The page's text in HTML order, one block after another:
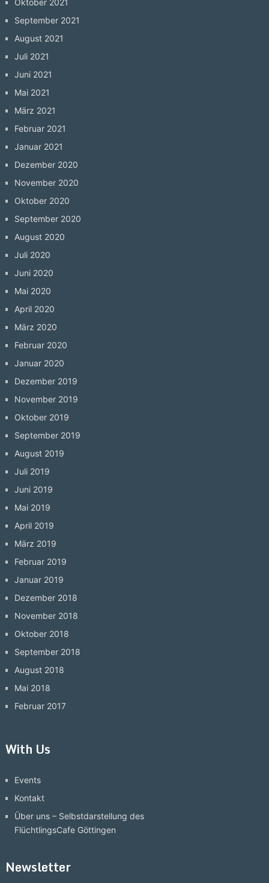
Oktober 2021
September 2021
August 2021
Juli 2021
Juni 2021
Mai 2021
März 2021
Februar 2021
Januar 2021
Dezember 2020
November 2020
Oktober 2020
September 2020
August 2020
Juli 2020
Juni 2020
Mai 2020
April 2020
März 2020
Februar 2020
Januar 2020
Dezember 2019
November 2019
Oktober 2019
September 2019
August 2019
Juli 2019
Juni 2019
Mai 2019
April 2019
März 2019
Februar 2019
Januar 2019
Dezember 2018
November 2018
Oktober 2018
September 2018
August 2018
Mai 2018
Februar 2017
With Us
Events
Kontakt
Über uns – Selbstdarstellung des
FlüchtlingsCafe Göttingen
Newsletter